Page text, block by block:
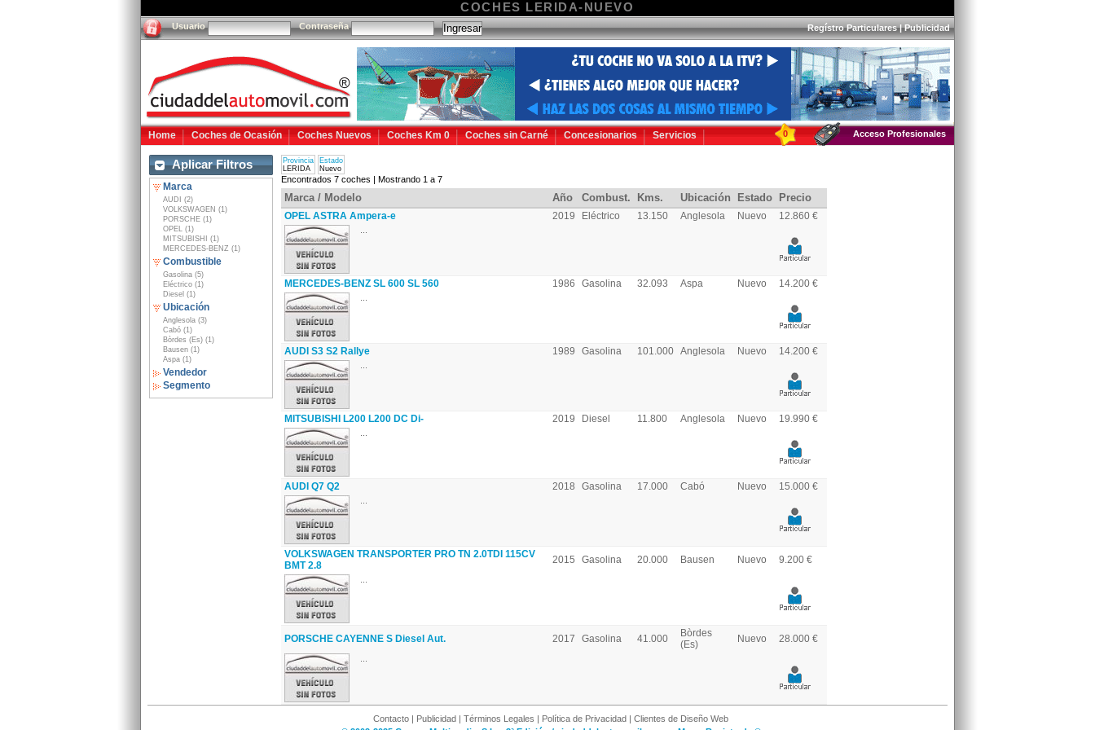
COCHES LERIDA-NUEVO
Usuario Contraseña Regístro Particulares|Publicidad
Home Coches de Ocasión Coches Nuevos Coches Km 0 Coches sin Carné Concesionarios Servicios 0 Acceso Profesionales
Aplicar Filtros
Marca
AUDI (2)
VOLKSWAGEN (1)
PORSCHE (1)
OPEL (1)
MITSUBISHI (1)
MERCEDES-BENZ (1)
Combustible
Gasolina (5)
Eléctrico (1)
Diesel (1)
Ubicación
Anglesola (3)
Cabó (1)
Bòrdes (Es) (1)
Bausen (1)
Aspa (1)
Vendedor
Segmento
Provincia
LERIDA
Estado
Nuevo
Encontrados 7 coches | Mostrando 1 a 7
Marca / Modelo Año Combust. Kms. Ubicación Estado Precio
OPEL ASTRA Ampera-e 2019 Eléctrico 13.150 Anglesola Nuevo 12.860 €
MERCEDES-BENZ SL 600 SL 560 1986 Gasolina 32.093 Aspa Nuevo 14.200 €
AUDI S3 S2 Rallye 1989 Gasolina 101.000 Anglesola Nuevo 14.200 €
MITSUBISHI L200 L200 DC Di- 2019 Diesel 11.800 Anglesola Nuevo 19.990 €
AUDI Q7 Q2 2018 Gasolina 17.000 Cabó Nuevo 15.000 €
VOLKSWAGEN TRANSPORTER PRO TN 2.0TDI 115CV
BMT 2.8
2015 Gasolina 20.000 Bausen Nuevo 9.200 €
PORSCHE CAYENNE S Diesel Aut. 2017 Gasolina 41.000
Bòrdes
(Es)
Nuevo 28.000 €
Contacto | Publicidad | Términos Legales | Política de Privacidad | Clientes de Diseño Web